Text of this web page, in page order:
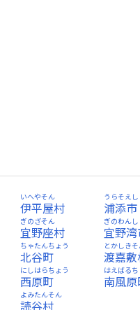
伊平屋村
いへやそん
浦添市
うらそえし
宜野座村
ぎのざそん
宜野湾
ぎのわんし
北谷町
ちゃたんちょう
渡嘉敷
とかしきそ
西原町
にしはらちょう
南風原
はえばるち
読谷村
よみたんそん